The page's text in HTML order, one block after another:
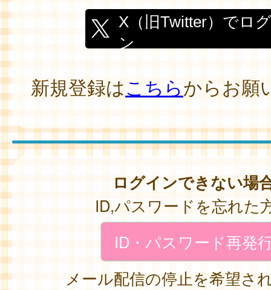
X（旧Twitter）でロ
ン
新規登録はこちらからお願
ログインできない場
ID,パスワードを忘れた
ID・パスワード再発
メール配信の停止を希望さ